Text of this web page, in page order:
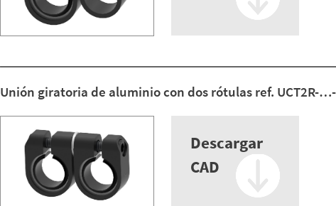
Unión giratoria de aluminio con dos rótulas ref. UCT2R-
Descargar
CAD